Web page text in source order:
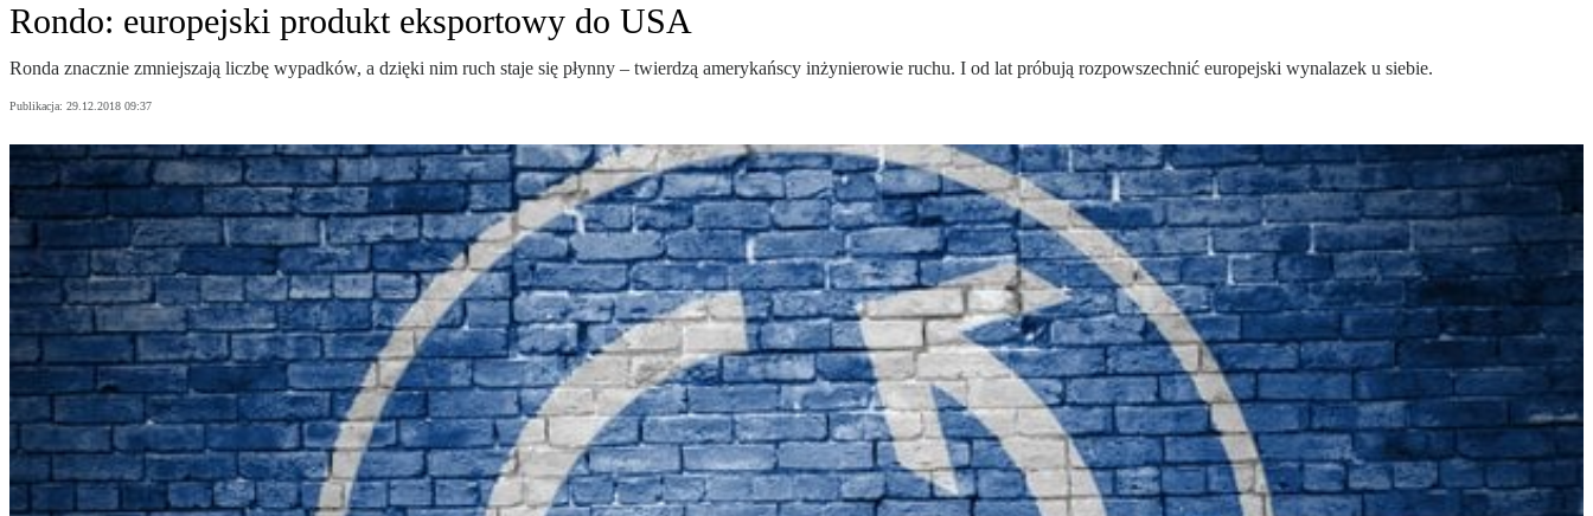
Rondo: europejski produkt eksportowy do USA
Ronda znacznie zmniejszają liczbę wypadków, a dzięki nim ruch staje się płynny – twierdzą amerykańscy inżynierowie ruchu. I od lat próbują rozpowszechnić europejski wynalazek u siebie.
Publikacja: 29.12.2018 09:37